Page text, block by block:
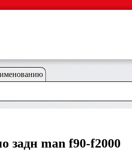
задн man f90-f2000